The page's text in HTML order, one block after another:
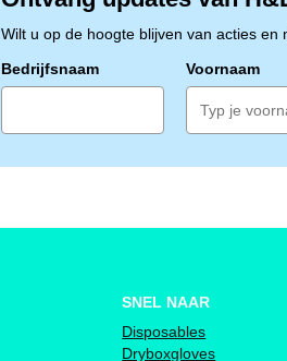
Wilt u op de hoogte blijven van acties
Bedrijfsnaam
Voornaam
SNEL NAAR
Disposables
Dryboxgloves